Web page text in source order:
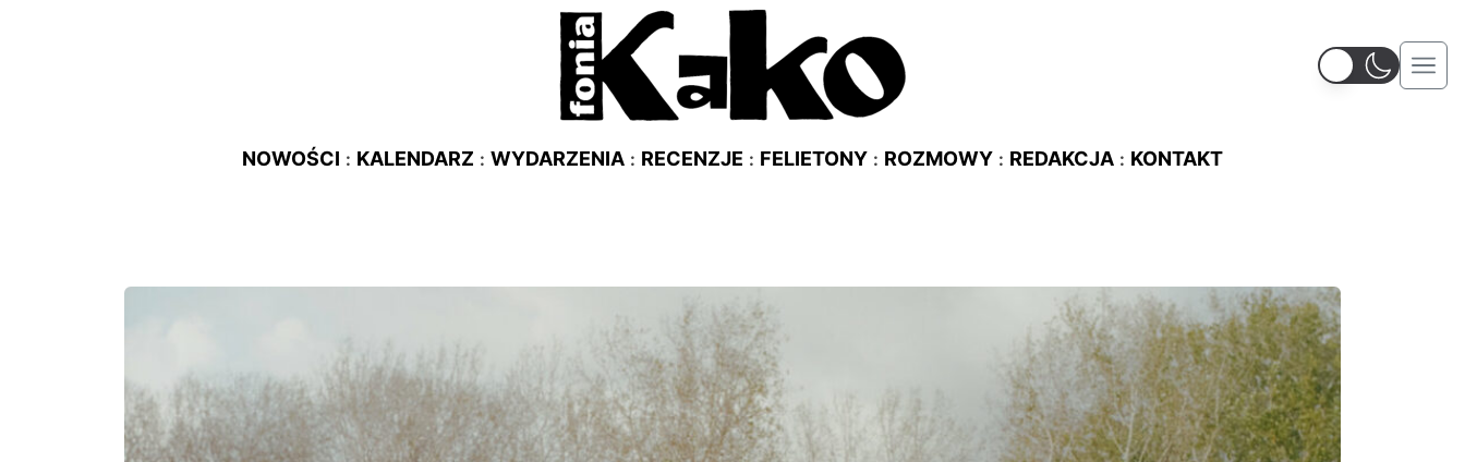
NOWOŚCI KALENDARZ WYDARZENIA RECENZJE FELIETONY ROZMOWY REDAKCJA KONTAKT